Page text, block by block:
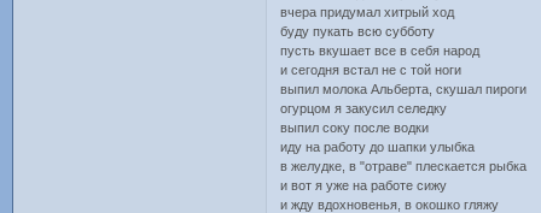
вчера придумал хитрый ход
буду пукать всю субботу
пусть вкушает все в себя народ
и сегодня встал не с той ноги
выпил молока Альберта, скушал пироги
огурцом я закусил селедку
выпил соку после водки
иду на работу до шапки улыбка
в желудке, в "отраве" плескается рыбка
и вот я уже на работе сижу
и жду вдохновенья, в окошко гляжу